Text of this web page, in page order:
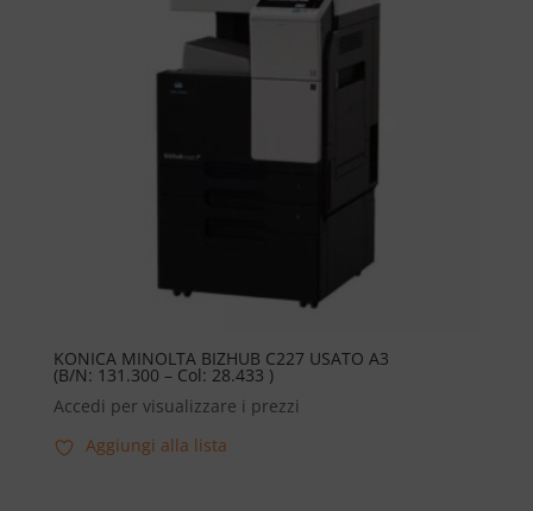
KONICA MINOLTA BIZHUB C227 USATO A3
(B/N: 131.300 – Col: 28.433 )
Accedi per visualizzare i prezzi
Aggiungi alla lista